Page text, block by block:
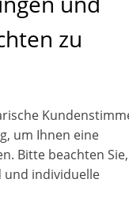
zu
um Ihnen eine
Bitte beachten Sie,
und individuelle